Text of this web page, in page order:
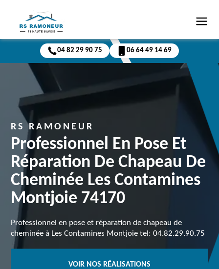
04 82 29 90 75 06 64 49 14 69
RS RAMONEUR
Professionnel En Pose Et
Réparation De Chapeau De
Cheminée Les Contamines
Montjoie 74170
Professionnel en pose et réparation de chapeau de
cheminée à Les Contamines Montjoie tel: 04.82.29.90.75
VOIR NOS RÉALISATIONS